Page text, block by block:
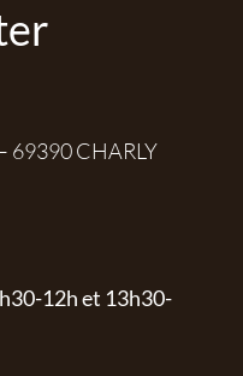
69390 CHARLY
12h et 13h30-